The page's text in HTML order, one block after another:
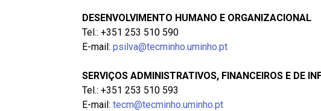
DESENVOLVIMENTO HUMANO E ORGANIZACIONAL
Tel.: +351 253 510 590
E-mail: psilva@tecminho.uminho.pt
SERVIÇOS ADMINISTRATIVOS, FINANCEIROS E DE
Tel.: +351 253 510 593
E-mail: tecm@tecminho.uminho.pt